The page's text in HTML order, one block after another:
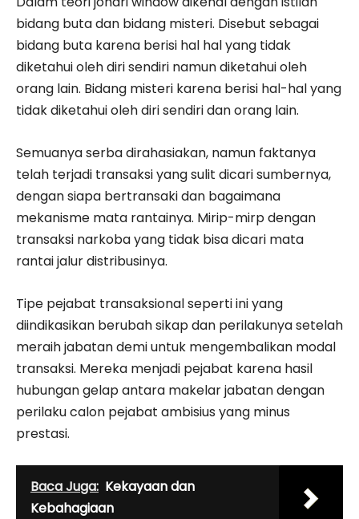
bidang buta dan bidang misteri. Disebut sebagai
bidang buta karena berisi hal hal yang tidak
diketahui oleh diri sendiri namun diketahui oleh
orang lain. Bidang misteri karena berisi hal-hal yang
tidak diketahui oleh diri sendiri dan orang lain.
Semuanya serba dirahasiakan, namun faktanya
telah terjadi transaksi yang sulit dicari sumbernya,
dengan siapa bertransaki dan bagaimana
mekanisme mata rantainya. Mirip-mirp dengan
transaksi narkoba yang tidak bisa dicari mata
rantai jalur distribusinya.
Tipe pejabat transaksional seperti ini yang
diindikasikan berubah sikap dan perilakunya setelah
meraih jabatan demi untuk mengembalikan modal
transaksi. Mereka menjadi pejabat karena hasil
hubungan gelap antara makelar jabatan dengan
perilaku calon pejabat ambisius yang minus
prestasi.
Baca Juga: Kekayaan dan
Kebahagiaan